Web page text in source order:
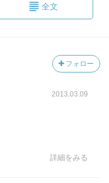
全文
フォロー
2013.03.09
詳細をみる